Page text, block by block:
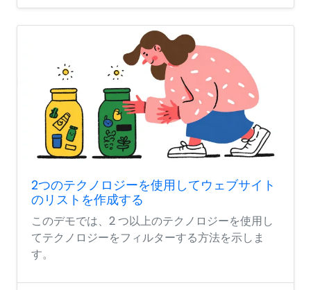
2つのテクノロジーを使用してウェブサイト
のリストを作成する
このデモでは、2 つ以上のテクノロジーを使用し
てテクノロジーをフィルターする方法を示しま
す。